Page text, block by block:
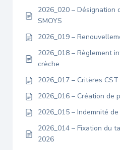
2026_020 – Désignation
SMOYS
2026_019 –
2026_018 – Règlement
crèche
2026_017 – Critères CST
2026_016 – Création de
2026_015 – Indemnité
2026_014 – Fixation du
2026